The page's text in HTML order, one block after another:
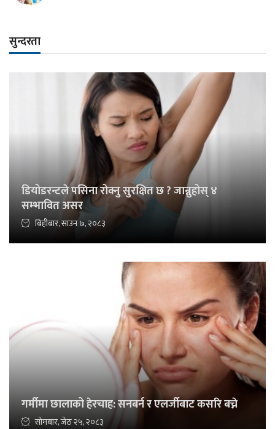
सुन्दरता
डियोडरन्टले पसिना रोक्नु सुरक्षित छ ? जान्नुहोस् ४
सम्भावित असर
बिहीबार, साउन ७, २०८३
गर्मीमा छालाको हेरचाह: सनबर्न र एलर्जीबाट कसरि बच्ने
सोमबार, जेठ २५, २०८३